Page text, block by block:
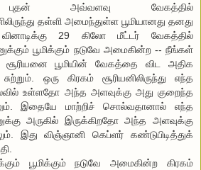
புதன் அவ்வளவு வேகத்தில்
தள்ளி அமைந்துள்ள பூமியானது தனது
வினாடிக்கு 29 கிலோ மீட்டர் வேகத்தில்
பூமிக்கும் நடுவே அமைகின்ற -- நீங்கள்
சூரியனை பூமியின் வேகத்தை விட அதிக
ஒரு கிரகம் சூரியனிலிருந்து எந்த
உள்ளதோ அந்த அளவுக்கு அது குறைந்த
இதையே மாற்றிச் சொல்வதானால் எந்த
அருகில் இருக்கிறதோ அந்த அளவுக்கு
இது விஞ்ஞானி கெப்ளர் கண்டுபிடித்துக்
பூமிக்கும் நடுவே அமைகின்ற கிரகம்